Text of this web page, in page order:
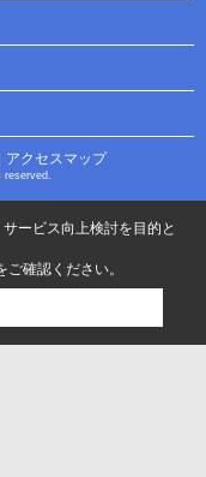
｜アクセスマップ
ービス向上検討を目的と
ご確認ください。